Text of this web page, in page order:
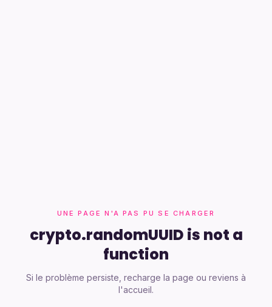
UNE PAGE N'A PAS PU SE CHARGER
crypto.randomUUID is not a
function
Si le problème persiste, recharge la page ou reviens à
l'accueil.